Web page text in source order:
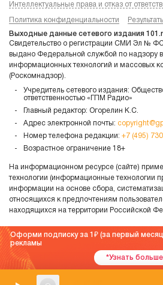
Интеллектуальные права и отказ от
Политика конфиденциальности
Выходные данные сетевого издания
Свидетельство о регистрации СМИ Эл №
выдано Федеральной службой по надзору
информационных технологий и массовых
(Роскомнадзор).
Учредитель сетевого издания:
ответственностью «ГПМ Радио»
Главный редактор: Огорелин К.С.
Адрес электронной почты:
Номер телефона редакции: +7 (495)
Возрастное ограничение 18+
На информационном ресурсе (сайте)
технологии (информационные технологии
информации на основе сбора,
относящихся к предпочтениям
находящихся на территории Российской
Оформи подписку за 1
(за первый
рекламы
*Узнать больше